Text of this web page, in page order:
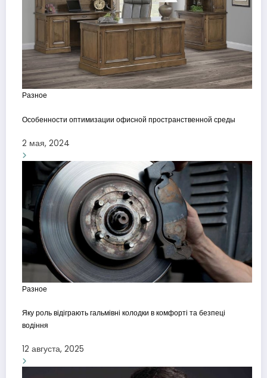
Разное
Особенности оптимизации офисной пространственной среды
2 мая, 2024
Разное
Яку роль відіграють гальмівні колодки в комфорті та безпеці
водіння
12 августа, 2025